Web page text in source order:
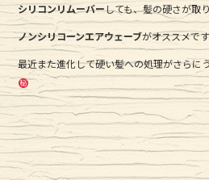
o
o
k
シリコンリムーバーしても、髪の硬さが取
ノンシリコーンエアウェーブがオススメで
最近また進化して硬い髪への処理がさらに